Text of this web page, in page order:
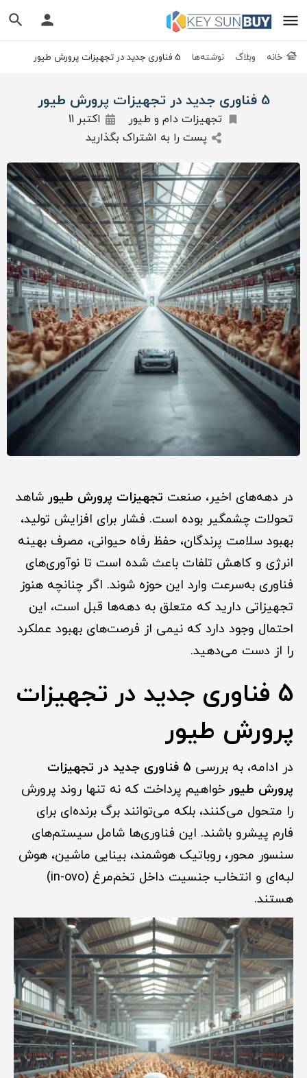
خانه وبلاگ نوشته‌ها 5 فناوری جدید در تجهیزات پرورش طیور
5 فناوری جدید در تجهیزات پرورش طیور
تجهیزات دام و طیور
اکتبر 11
پست را به اشتراک بگذارید
در دهه‌های اخیر، صنعت تجهیزات پرورش طیور شاهد
تحولات چشمگیر بوده است. فشار برای افزایش تولید،
بهبود سلامت پرندگان، حفظ رفاه حیوانی، مصرف بهینه
انرژی و کاهش تلفات باعث شده است تا نوآوری‌های
فناوری به‌سرعت وارد این حوزه شوند. اگر چنانچه هنوز
تجهیزاتی دارید که متعلق به دهه‌ها قبل است، این
احتمال وجود دارد که نیمی از فرصت‌های بهبود عملکرد
را از دست می‌دهید.
5 فناوری جدید در تجهیزات
پرورش طیور
در ادامه، به بررسی
۵ فناوری جدید در تجهیزات
پرورش طیور خواهیم پرداخت که نه تنها روند پرورش
را متحول می‌کنند، بلکه می‌توانند برگ برنده‌ای برای
فارم پیشرو باشند. این فناوری‌ها شامل سیستم‌های
سنسور محور، روباتیک هوشمند، بینایی ماشین، هوش
لبه‌ای و انتخاب جنسیت داخل تخم‌مرغ (in-ovo)
هستند.